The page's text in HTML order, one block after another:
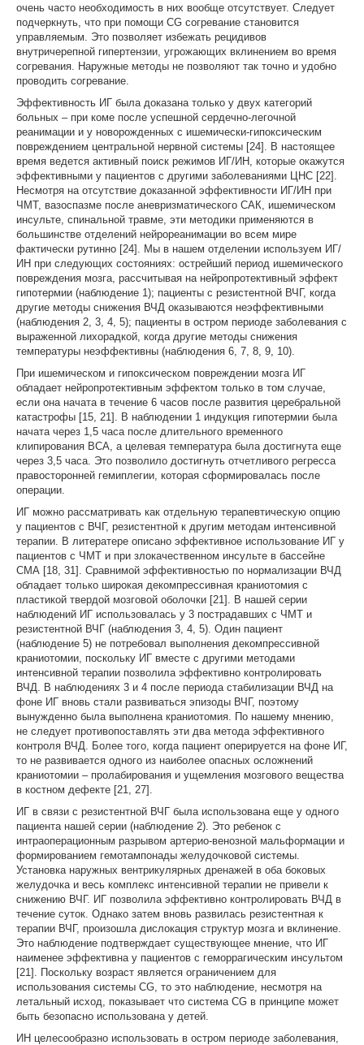
очень часто необходимость в них вообще отсутствует. Следует
подчеркнуть, что при помощи CG согревание становится
управляемым. Это позволяет избежать рецидивов
внутричерепной гипертензии, угрожающих вклинением во время
согревания. Наружные методы не позволяют так точно и удобно
проводить согревание.
Эффективность ИГ была доказана только у двух категорий
больных – при коме после успешной сердечно-легочной
реанимации и у новорожденных с ишемически-гипоксическим
повреждением центральной нервной системы [24]. В настоящее
время ведется активный поиск режимов ИГ/ИН, которые окажутся
эффективными у пациентов с другими заболеваниями ЦНС [22].
Несмотря на отсутствие доказанной эффективности ИГ/ИН при
ЧМТ, вазоспазме после аневризматического САК, ишемическом
инсульте, спинальной травме, эти методики применяются в
большинстве отделений нейрореанимации во всем мире
фактически рутинно [24]. Мы в нашем отделении используем ИГ/
ИН при следующих состояниях: острейший период ишемического
повреждения мозга, рассчитывая на нейропротективный эффект
гипотермии (наблюдение 1); пациенты с резистентной ВЧГ, когда
другие методы снижения ВЧД оказываются неэффективными
(наблюдения 2, 3, 4, 5); пациенты в остром периоде заболевания с
выраженной лихорадкой, когда другие методы снижения
температуры неэффективны (наблюдения 6, 7, 8, 9, 10).
При ишемическом и гипоксическом повреждении мозга ИГ
обладает нейропротективным эффектом только в том случае,
если она начата в течение 6 часов после развития церебральной
катастрофы [15, 21]. В наблюдении 1 индукция гипотермии была
начата через 1,5 часа после длительного временного
клипирования ВСА, а целевая температура была достигнута еще
через 3,5 часа. Это позволило достигнуть отчетливого регресса
правосторонней гемиплегии, которая сформировалась после
операции.
ИГ можно рассматривать как отдельную терапевтическую опцию
у пациентов с ВЧГ, резистентной к другим методам интенсивной
терапии. В литератере описано эффективное использование ИГ у
пациентов с ЧМТ и при злокачественном инсульте в бассейне
СМА [18, 31]. Сравнимой эффективностью по нормализации ВЧД
обладает только широкая декомпрессивная краниотомия с
пластикой твердой мозговой оболочки [21]. В нашей серии
наблюдений ИГ использовалась у 3 пострадавших с ЧМТ и
резистентной ВЧГ (наблюдения 3, 4, 5). Один пациент
(наблюдение 5) не потребовал выполнения декомпрессивной
краниотомии, поскольку ИГ вместе с другими методами
интенсивной терапии позволила эффективно контролировать
ВЧД. В наблюдениях 3 и 4 после периода стабилизации ВЧД на
фоне ИГ вновь стали развиваться эпизоды ВЧГ, поэтому
вынужденно была выполнена краниотомия. По нашему мнению,
не следует противопоставлять эти два метода эффективного
контроля ВЧД. Более того, когда пациент оперируется на фоне ИГ,
то не развивается одного из наиболее опасных осложнений
краниотомии – пролабирования и ущемления мозгового вещества
в костном дефекте [21, 27].
ИГ в связи с резистентной ВЧГ была использована еще у одного
пациента нашей серии (наблюдение 2). Это ребенок с
интраоперационным разрывом артерио-венозной мальформации и
формированием гемотампонады желудочковой системы.
Установка наружных вентрикулярных дренажей в оба боковых
желудочка и весь комплекс интенсивной терапии не привели к
снижению ВЧГ. ИГ позволила эффективно контролировать ВЧД в
течение суток. Однако затем вновь развилась резистентная к
терапии ВЧГ, произошла дислокация структур мозга и вклинение.
Это наблюдение подтверждает существующее мнение, что ИГ
наименее эффективна у пациентов с геморрагическим инсультом
[21]. Поскольку возраст является ограничением для
использования системы CG, то это наблюдение, несмотря на
летальный исход, показывает что система CG в принципе может
быть безопасно использована у детей.
ИН целесообразно использовать в остром периоде заболевания,